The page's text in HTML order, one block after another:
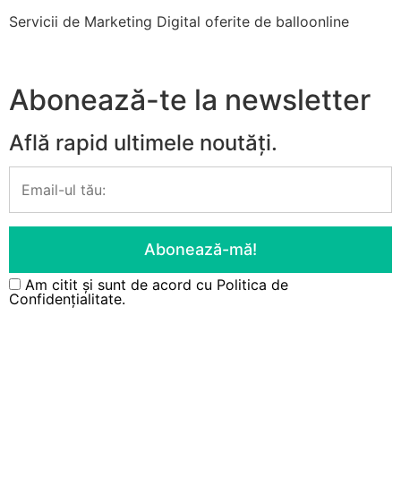
Servicii de Marketing Digital oferite de balloonline
Abonează-te la newsletter
Află rapid ultimele noutăți.
Am citit și sunt de acord cu Politica de
Confidențialitate.